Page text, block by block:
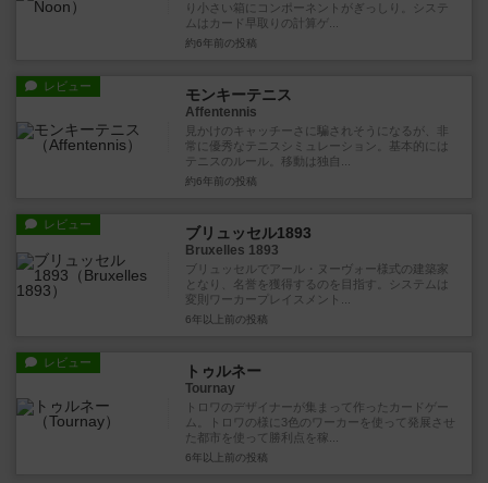
り小さい箱にコンポーネントがぎっしり。システ
ムはカード早取りの計算ゲ...
約6年前 の投稿
レビュー モンキーテニス
Affentennis
見かけのキャッチーさに騙されそうになるが、非
常に優秀なテニスシミュレーション。基本的には
テニスのルール。移動は独自...
約6年前 の投稿
レビュー ブリュッセル1893
Bruxelles 1893
ブリュッセルでアール・ヌーヴォー様式の建築家
となり、名誉を獲得するのを目指す。システムは
変則ワーカープレイスメント...
6年以上前 の投稿
レビュー トゥルネー
Tournay
トロワのデザイナーが集まって作ったカードゲー
ム。トロワの様に3色のワーカーを使って発展させ
た都市を使って勝利点を稼...
6年以上前 の投稿